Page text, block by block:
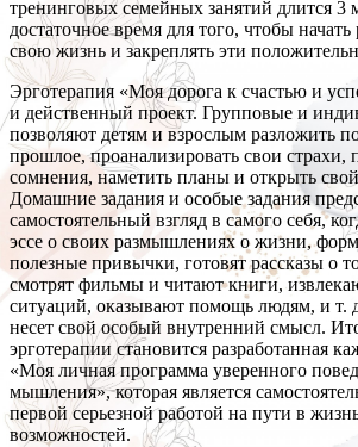
тренинговых семейных занятий длится 3
достаточное время для того, чтобы начать
свою жизнь и закреплять эти
Эрготерапия «Моя дорога к счастью и
и действенный проект. Групповые и
позволяют детям и взрослым разложить
прошлое, проанализировать свои страхи,
сомнения, наметить планы и открыть
Домашние задания и особые задания
самостоятельный взгляд в самого себя,
эссе о своих размышлениях о жизни,
полезные привычки, готовят рассказы о
смотрят фильмы и читают книги,
ситуаций, оказывают помощь людям, и т.
несет свой особый внутренний смысл.
эрготерапии становится разработанная
«Моя личная программа уверенного
мышления», которая является
первой серьезной работой на пути в
возможностей.